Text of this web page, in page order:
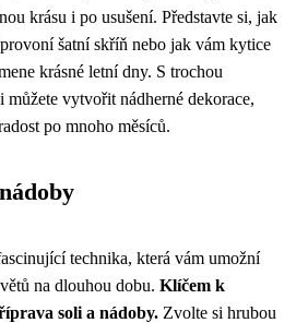
krásu i po usušení. Představte si, jak
šatní skříň nebo jak vám kytice
krásné letní dny. S trochou
vytvořit nádherné dekorace,
po mnoho měsíců.
technika, která vám umožní
na dlouhou dobu. Klíčem k
soli a nádoby. Zvolte si hrubou